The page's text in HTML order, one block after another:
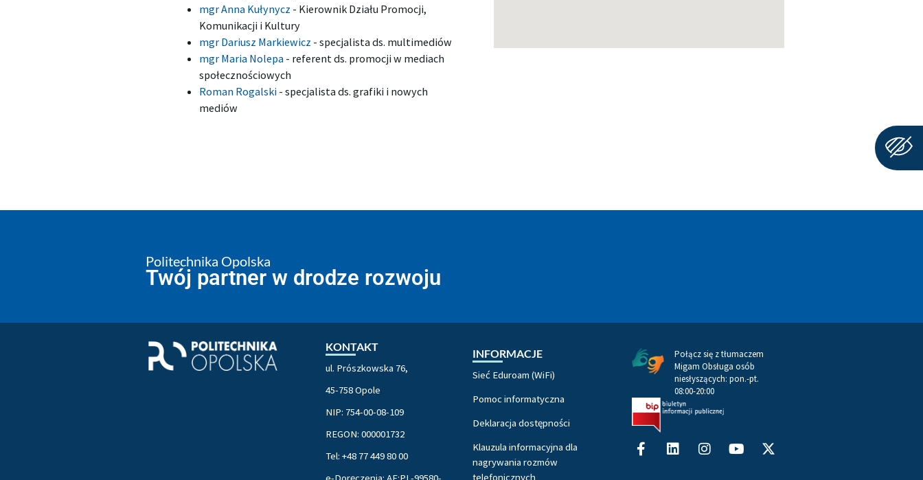
mgr Anna Kułynycz - Kierownik Działu Promocji,
Komunikacji i Kultury
mgr Dariusz Markiewicz - specjalista ds. multimediów
mgr Maria Nolepa - referent ds. promocji w mediach
społecznościowych
Roman Rogalski - specjalista ds. grafiki i nowych
mediów
Politechnika Opolska
Twój partner w drodze rozwoju
KONTAKT
ul. Prószkowska 76,
45-758 Opole
NIP: 754-00-08-109
REGON: 000001732
Tel: +48 77 449 80 00
INFORMACJE
Sieć Eduroam (WiFi)
Pomoc informatyczna
Deklaracja dostępności
Klauzula informacyjna dla
nagrywania rozmów
telefonicznych
Połącz się z tłumaczem
Migam Obsługa osób
niesłyszących: pon.-pt.
08:00-20:00
Facebook-
f
LinkedinInstagram
twitter